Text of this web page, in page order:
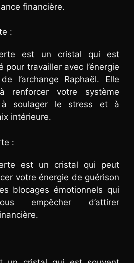
financière.
:
est un cristal qui est
pour travailler avec l’énergie
l’archange Raphaël. Elle
renforcer votre système
à soulager le stress et à
intérieure.
:
est un cristal qui peut
votre énergie de guérison
blocages émotionnels qui
empêcher d’attirer